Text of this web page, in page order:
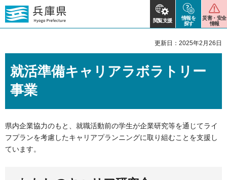
閲覧支援
情報を
探す
災害・安全
情報
更新日：2025年2月26日
就活準備キャリアラボラトリー
事業
県内企業協力のもと、就職活動前の学生が企業研究等を通じてライ
フプランを考慮したキャリアプランニングに取り組むことを支援し
ています。